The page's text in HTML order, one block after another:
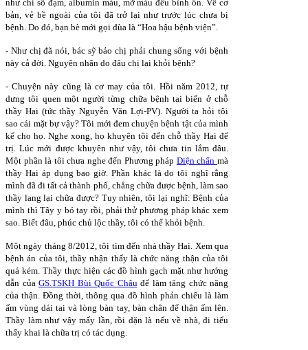
như chỉ số đạm, albumin máu, mỡ máu đều bình ổn. Về cơ
bản, vẻ bề ngoài của tôi đã trở lại như trước lúc chưa bị
bệnh. Do đó, bạn bè mới gọi đùa là “Hoa hậu bệnh viện”.
- Như chị đã nói, bác sỹ bảo chị phải chung sống với bệnh
này cả đời. Nguyên nhân do đâu chị lại khỏi bệnh?
- Chuyện này cũng là cơ may của tôi. Hồi năm 2012, tự
dưng tôi quen một người từng chữa bệnh tai biến ở chỗ
thầy Hai (tức thầy Nguyễn Văn Lợi-PV). Người ta hỏi tôi
sao cái mặt bự vậy? Tôi mới đem chuyện bệnh tật của mình
kể cho họ. Nghe xong, họ khuyên tôi đến chỗ thầy Hai để
trị. Lúc mới được khuyên như vậy, tôi chưa tin lắm đâu.
Một phần là tôi chưa nghe đến Phương pháp Diện chẩnmà
thầy Hai áp dụng bao giờ. Phần khác là do tôi nghĩ rằng
mình đã đi tất cả thành phố, chẳng chữa được bệnh, làm sao
thầy lang lại chữa được? Tuy nhiên, tôi lại nghĩ: Bệnh của
mình thì Tây y bó tay rồi, phải thử phương pháp khác xem
sao. Biết đâu, phúc chủ lộc thầy, tôi có thể khỏi bệnh.
Một ngày tháng 8/2012, tôi tìm đến nhà thầy Hai. Xem qua
bệnh án của tôi, thầy nhận thấy là chức năng thận của tôi
quá kém. Thầy thực hiện các đồ hình gạch mặt như hướng
dẫn của GS.TSKH Bùi Quốc Châuđể làm tăng chức năng
của thận. Đồng thời, thông qua đồ hình phản chiếu là làm
ấm vùng dái tai và lòng bàn tay, bàn chân để thận ấm lên.
Thầy làm như vậy mấy lần, rồi dặn là nếu về nhà, đi tiểu
thấy khai là chữa trị có tác dụng.